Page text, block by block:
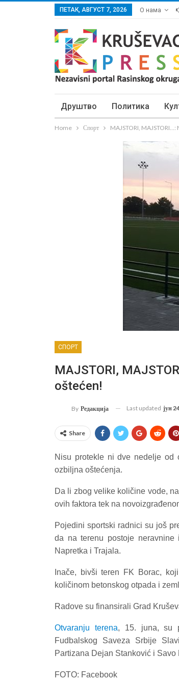
ПЕТАК, АВГУСТ 7, 2026 О нама
Друштво Политика
Home Спорт MAJSTORI,
СПОРТ
MAJSTORI,
oštećen!
By Редакција Last updated јун
Share
Nisu protekle ni dve nedelje od
ozbiljna oštećenja.
Da li zbog velike količine vode,
ovih faktora tek na
Pojedini sportski radnici su još
da na terenu postoje
Napretka i Trajala.
Inače, bivši teren FK Borac,
količinom betonskog otpada i
Radove su finansirali Grad
Otvaranju terena, 15. juna, su
Fudbalskog Saveza Srbije
Partizana Dejan Stanković i Savo
FOTO: Facebook